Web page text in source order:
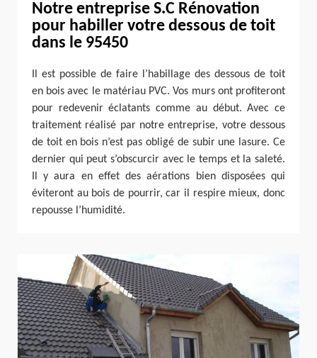
Notre entreprise S.C Rénovation
pour habiller votre dessous de toit
dans le 95450
Il est possible de faire l’habillage des dessous de toit
en bois avec le matériau PVC. Vos murs ont profiteront
pour redevenir éclatants comme au début. Avec ce
traitement réalisé par notre entreprise, votre dessous
de toit en bois n’est pas obligé de subir une lasure. Ce
dernier qui peut s’obscurcir avec le temps et la saleté.
Il y aura en effet des aérations bien disposées qui
éviteront au bois de pourrir, car il respire mieux, donc
repousse l’humidité.